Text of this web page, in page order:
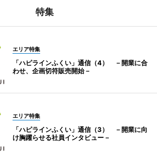
特集
エリア特集
「ハピラインふくい」通信（4） －開業に合
わせ、企画切符販売開始－
エリア特集
「ハピラインふくい」通信（3） －開業に向
け胸躍らせる社員インタビュー－